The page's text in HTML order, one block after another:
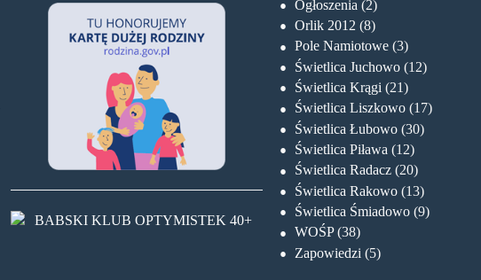
Ogłoszenia (2)
Orlik 2012 (8)
Pole Namiotowe (3)
Świetlica Juchowo (12)
Świetlica Krągi (21)
Świetlica Liszkowo (17)
Świetlica Łubowo (30)
Świetlica Piława (12)
Świetlica Radacz (20)
Świetlica Rakowo (13)
Świetlica Śmiadowo (9)
WOŚP(38)
Zapowiedzi (5)